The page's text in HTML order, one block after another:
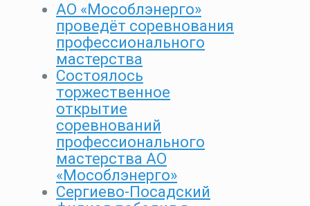
АО «Мособлэнерго»
проведёт соревнования
профессионального
мастерства
Состоялось
торжественное
открытие
соревнований
профессионального
мастерства АО
«Мособлэнерго»
Сергиево-Посадский